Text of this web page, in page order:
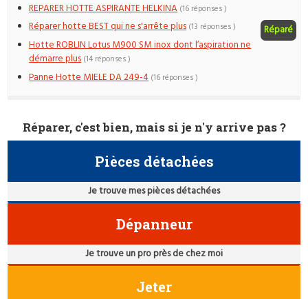
REPARER HOTTE ASPIRANTE HELKINA (16 réponses )
Réparer hotte BEST qui ne s'arrête plus Réparé
(13 réponses )
Hotte ROBLIN Lotus M900 SM inox dont l’aspiration ne
démarre plus (14 réponses )
Panne Hotte MIELE DA 249-4 (16 réponses )
Réparer, c'est bien, mais si je n'y arrive pas ?
Pièces détachées
Je trouve mes pièces détachées
Dépanneur
Je trouve un pro près de chez moi
Jeter